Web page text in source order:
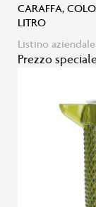
CARAFFA,
LITRO
Listino aziendale
Prezzo